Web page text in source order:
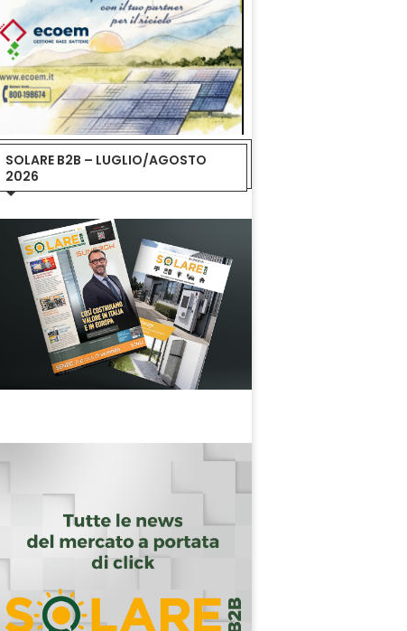
SOLARE B2B – LUGLIO/AGOSTO
2026